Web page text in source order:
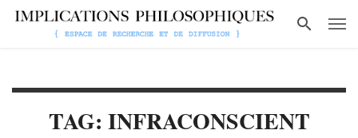
TAG: INFRACONSCIENT